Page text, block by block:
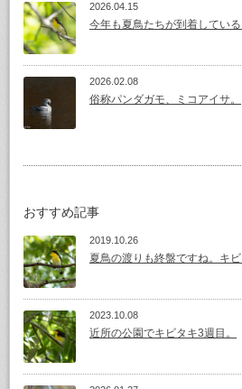
2026.04.15
今年も夏鳥たちが到着している
2026.02.08
俗称パンダガモ、ミコアイサ。
おすすめ記事
2019.10.26
夏鳥の渡りも終盤ですね。キ
2023.10.08
近所の公園でキビタキ3週目。